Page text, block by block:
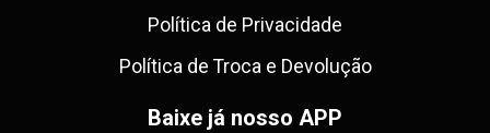
Política de Privacidade
Política de Troca e Devolução
Baixe já nosso APP